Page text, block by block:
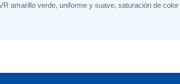
amarillo verde, uniforme y suave, saturación de